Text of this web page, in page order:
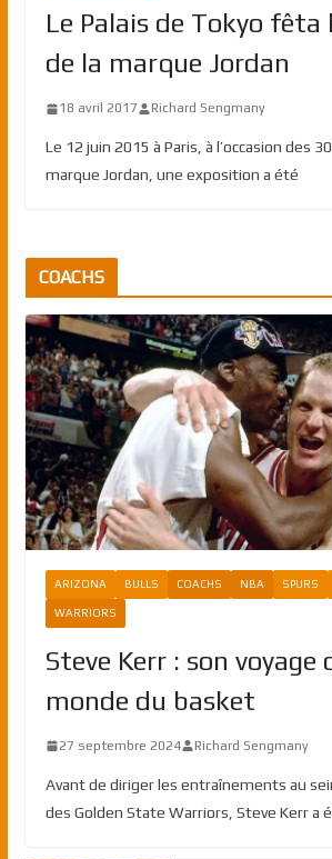
Le Palais de Tokyo fêta
de la marque Jordan
18 avril 2017 Richard Sengmany
Le 12 juin 2015 à Paris, à l’occasion des
marque Jordan, une exposition a été
COACHS
ARIZONA BULLS COACHS NBA SPURS
WARRIORS
Steve Kerr : son voyage
monde du basket
27 septembre 2024 Richard Sengmany
Avant de diriger les entraînements au
des Golden State Warriors, Steve Kerr a